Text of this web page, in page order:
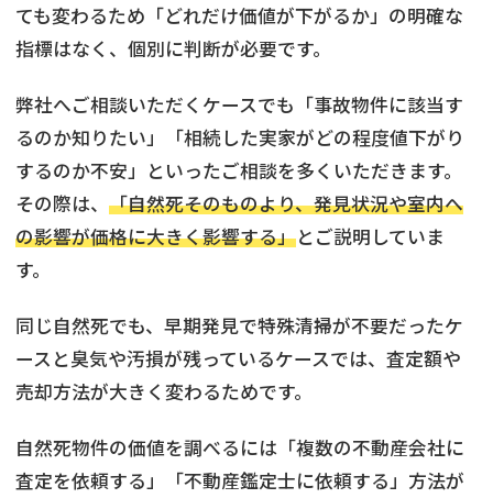
ても変わるため「どれだけ価値が下がるか」の明確な
指標はなく、個別に判断が必要です。
弊社へご相談いただくケースでも「事故物件に該当す
るのか知りたい」「相続した実家がどの程度値下がり
するのか不安」といったご相談を多くいただきます。
その際は、 「自然死そのものより、発見状況や室内へ
の影響が価格に大きく影響する」とご説明していま
す。
同じ自然死でも、早期発見で特殊清掃が不要だったケ
ースと臭気や汚損が残っているケースでは、査定額や
売却方法が大きく変わるためです。
自然死物件の価値を調べるには「複数の不動産会社に
査定を依頼する」「不動産鑑定士に依頼する」方法が